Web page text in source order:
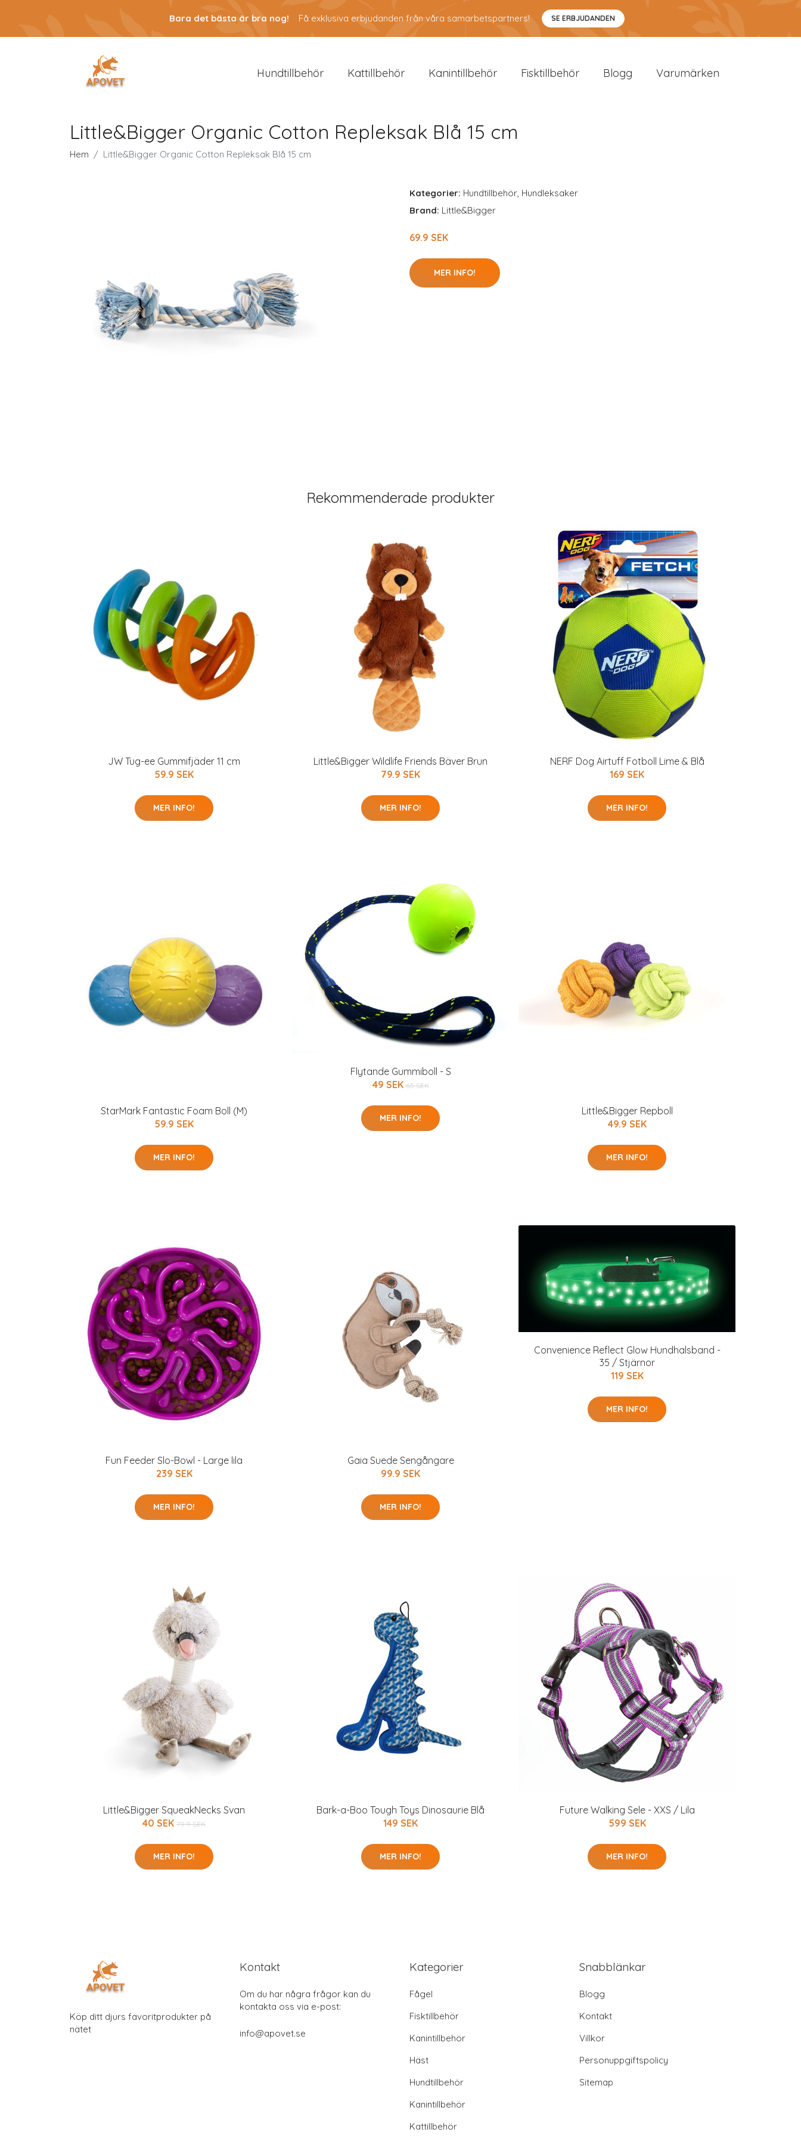
Bara det bästa är bra nog! Få exklusiva erbjudanden från våra samarbetspartners! SE ERBJUDANDEN
Hundtillbehör Kattillbehör Kanintillbehör Fisktillbehör Blogg Varumärken
Little&Bigger Organic Cotton Repleksak Blå 15 cm
Hem Little&Bigger Organic Cotton Repleksak Blå 15 cm
Kategorier: Hundtillbehör, Hundleksaker
Brand: Little&Bigger
69.9 SEK
MER INFO!
Rekommenderade produkter
JW Tug-ee Gummifjäder 11 cm
59.9 SEK
MER INFO!
Little&Bigger Wildlife Friends Bäver Brun
79.9 SEK
MER INFO!
NERF Dog Airtuff Fotboll Lime & Blå
169 SEK
MER INFO!
StarMark Fantastic Foam Boll (M)
59.9 SEK
MER INFO!
Flytande Gummiboll - S
49 SEK 65 SEK
MER INFO!
Little&Bigger Repboll
49.9 SEK
MER INFO!
Fun Feeder Slo-Bowl - Large lila
239 SEK
MER INFO!
Gaia Suede Sengångare
99.9 SEK
MER INFO!
Convenience Reflect Glow Hundhalsband -
35 / Stjärnor
119 SEK
MER INFO!
Little&Bigger SqueakNecks Svan
40 SEK 79.9 SEK
MER INFO!
Bark-a-Boo Tough Toys Dinosaurie Blå
149 SEK
MER INFO!
Future Walking Sele - XXS / Lila
599 SEK
MER INFO!
Köp ditt djurs favoritprodukter på
nätet
Kontakt
Om du har några frågor kan du
kontakta oss via e-post:
info@apovet.se
Kategorier
Fågel
Fisktillbehör
Kanintillbehör
Häst
Hundtillbehör
Kanintillbehör
Kattillbehör
Snabblänkar
Blogg
Kontakt
Villkor
Personuppgiftspolicy
Sitemap